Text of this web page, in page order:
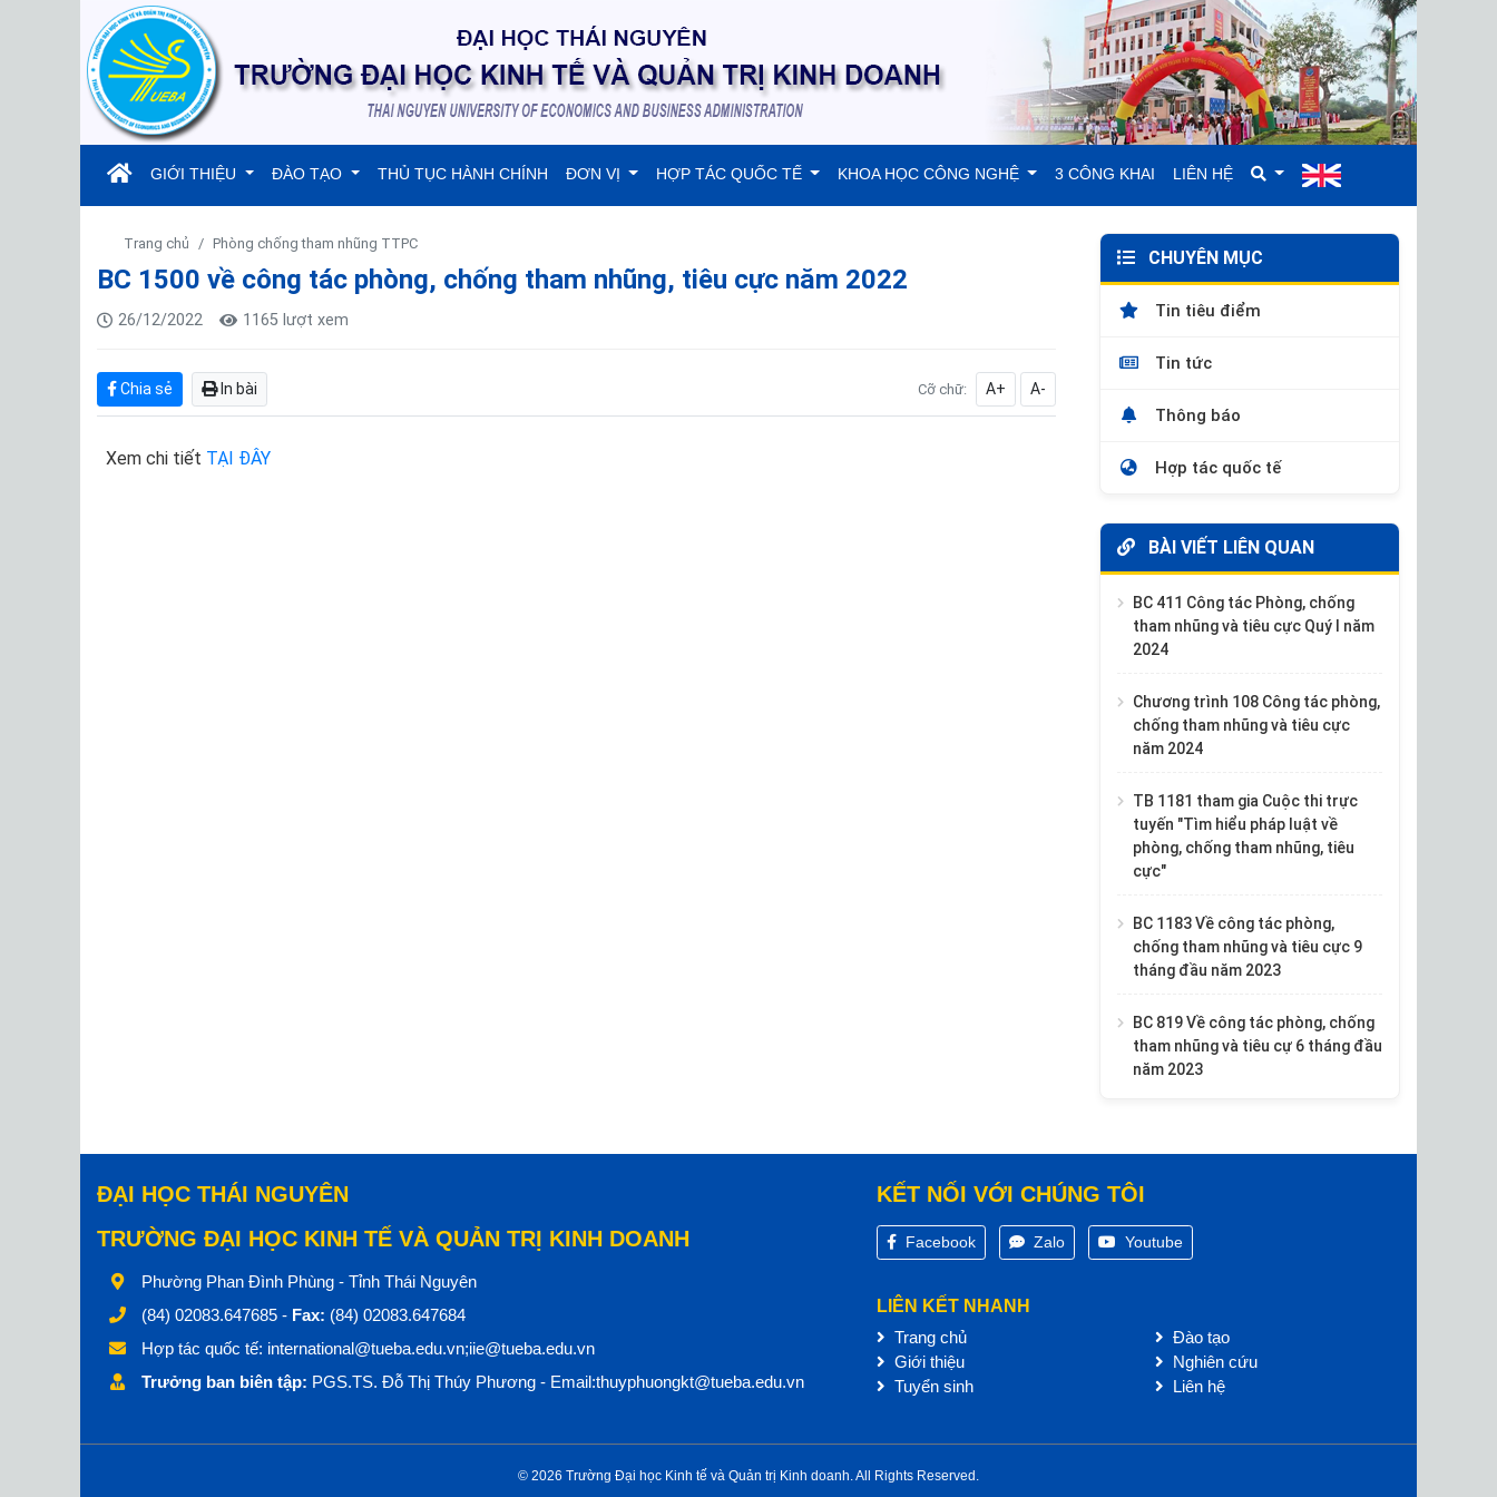
(current)
GIỚI THIỆU ĐÀO TẠO THỦ TỤC HÀNH CHÍNH ĐƠN VỊ HỢP TÁC QUỐC TẾ KHOA HỌC CÔNG NGHỆ 3 CÔNG KHAI LIÊN HỆ
Trang chủ Phòng chống tham nhũng TTPC
BC 1500 về công tác phòng, chống tham nhũng, tiêu cực năm 2022
26/12/2022 1165 lượt xem
Chia sẻ In bài Cỡ chữ: A+ A-
Xem chi tiết TẠI ĐÂY
CHUYÊN MỤC
Tin tiêu điểm
Tin tức
Thông báo
Hợp tác quốc tế
BÀI VIẾT LIÊN QUAN
BC 411 Công tác Phòng, chống
tham nhũng và tiêu cực Quý I năm
2024
Chương trình 108 Công tác phòng,
chống tham nhũng và tiêu cực
năm 2024
TB 1181 tham gia Cuộc thi trực
tuyến "Tìm hiểu pháp luật về
phòng, chống tham nhũng, tiêu
cực"
BC 1183 Về công tác phòng,
chống tham nhũng và tiêu cực 9
tháng đầu năm 2023
BC 819 Về công tác phòng, chống
tham nhũng và tiêu cự 6 tháng đầu
năm 2023
ĐẠI HỌC THÁI NGUYÊN
TRƯỜNG ĐẠI HỌC KINH TẾ VÀ QUẢN TRỊ KINH DOANH
Phường Phan Đình Phùng - Tỉnh Thái Nguyên
(84) 02083.647685 - Fax: (84) 02083.647684
Hợp tác quốc tế: international@tueba.edu.vn;iie@tueba.edu.vn
Trưởng ban biên tập: PGS.TS. Đỗ Thị Thúy Phương - Email:thuyphuongkt@tueba.edu.vn
KẾT NỐI VỚI CHÚNG TÔI
Facebook Zalo Youtube
LIÊN KẾT NHANH
Trang chủ
Giới thiệu
Tuyển sinh
Đào tạo
Nghiên cứu
Liên hệ
© 2026 Trường Đại học Kinh tế và Quản trị Kinh doanh. All Rights Reserved.